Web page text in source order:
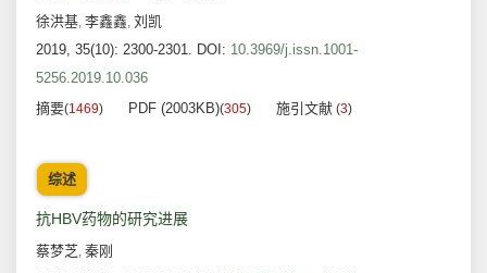
徐洪基, 李鑫鑫, 刘凯
2019, 35(10): 2300-2301. DOI: 10.3969/j.issn.1001-
5256.2019.10.036
摘要(1469) PDF (2003KB)(305) 施引文献 (3)
综述
抗HBV药物的研究进展
蔡梦芝, 秦刚